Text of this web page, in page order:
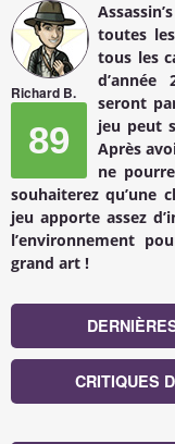
Richard B.
89
toutes
tous les
seront
jeu peut
Après
ne
souhaiterez qu’une
jeu apporte assez
l’environnement
grand art !
CRITIQUES